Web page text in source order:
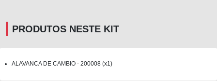
PRODUTOS NESTE KIT
ALAVANCA DE CAMBIO - 200008 (x1)